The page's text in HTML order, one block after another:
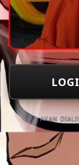
AKAN